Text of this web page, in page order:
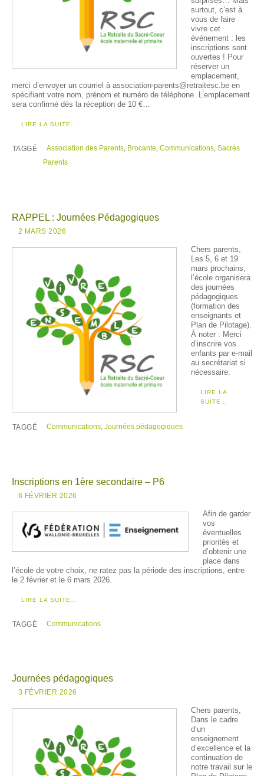
surtout, c’est à
vous de faire
vivre cet
événement : les
inscriptions sont
ouvertes ! Pour
réserver un
emplacement,
merci d’envoyer un courriel à association-parents@retraitesc.be en
spécifiant votre nom, prénom et numéro de téléphone. L’emplacement
sera confirmé dès la réception de 10 €…
LIRE LA SUITE…
TAGGÉ Association des Parents, Brocante,Communications,Sacrés
Parents
RAPPEL : Journées Pédagogiques
2 MARS 2026
Chers parents,
Les 5, 6 et 19
mars prochains,
l’école organisera
des journées
pédagogiques
(formation des
enseignants et
Plan de Pilotage).
À noter : Merci
d’inscrire vos
enfants par e-mail
au secrétariat si
nécessaire.
LIRE LA
SUITE…
TAGGÉ Communications,Journées pédagogiques
Inscriptions en 1ère secondaire – P6
6 FÉVRIER 2026
Afin de garder
vos
éventuelles
priorités et
d’obtenir une
place dans
l’école de votre choix, ne ratez pas la période des inscriptions, entre
le 2 février et le 6 mars 2026.
LIRE LA SUITE…
TAGGÉ Communications
Journées pédagogiques
3 FÉVRIER 2026
Chers parents,
Dans le cadre
d’un
enseignement
d’excellence et la
continuation de
notre travail sur le